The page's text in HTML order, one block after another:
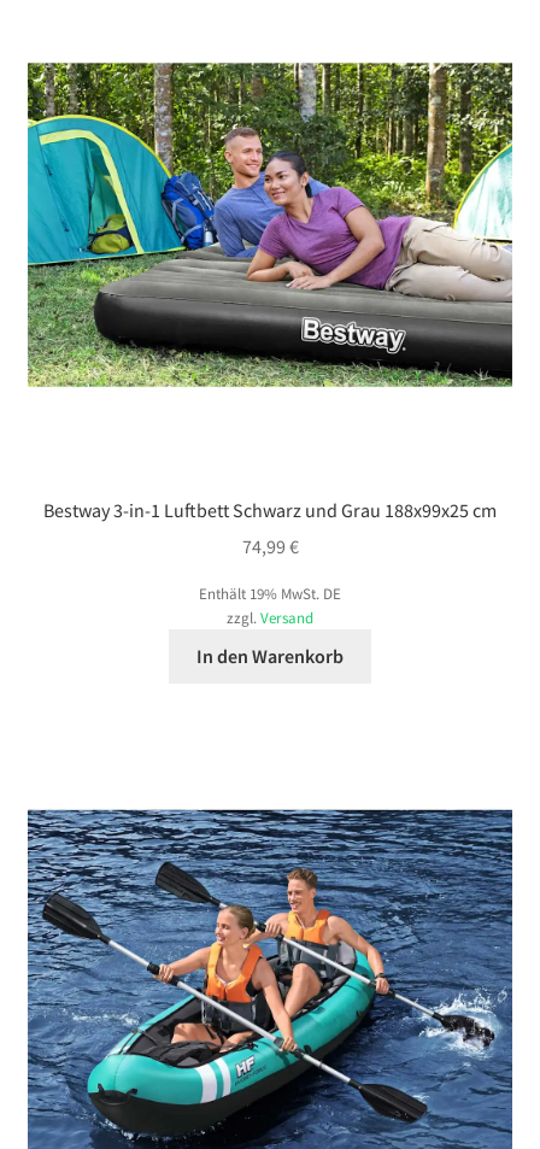
Bestway 3-in-1 Luftbett Schwarz und Grau 188x99x25 cm
74,99 €
Enthält 19% MwSt. DE
zzgl.Versand
In den Warenkorb